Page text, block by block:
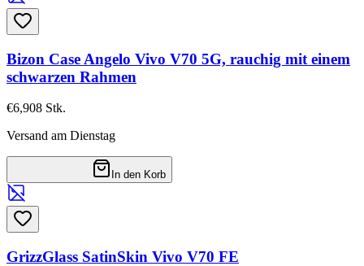
Bizon Case Angelo Vivo V70 5G, rauchig mit einem
schwarzen Rahmen
€6,908 Stk.
Versand am Dienstag
In den Korb
GrizzGlass SatinSkin Vivo V70 FE